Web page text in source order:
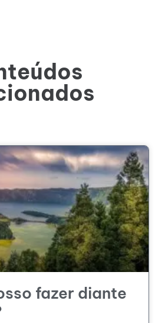
fazer diante